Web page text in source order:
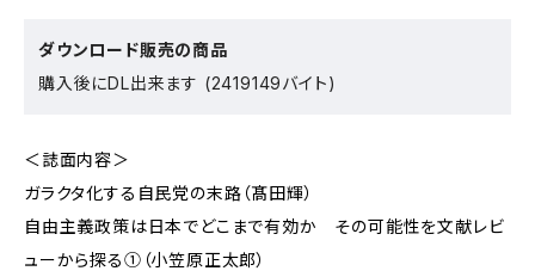
ダウンロード販売の商品
購入後にDL出来ます (2419149バイト)
＜誌面内容＞
ガラクタ化する自民党の末路（髙田輝）
自由主義政策は日本でどこまで有効か その可能性を文献レビ
ューから探る①（小笠原正太郎）